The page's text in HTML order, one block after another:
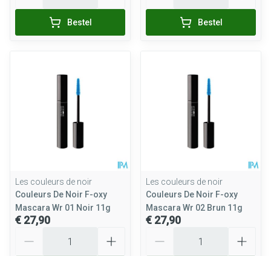
Bestel Bestel
Les couleurs de noir
Couleurs De Noir F-oxy
Mascara Wr 01 Noir 11g
€ 27,90
Les couleurs de noir
Couleurs De Noir F-oxy
Mascara Wr 02 Brun 11g
€ 27,90